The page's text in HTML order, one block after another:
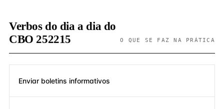
Verbos do dia a dia do
CBO 252215
O QUE SE FAZ NA PRÁTICA
Enviar boletins informativos